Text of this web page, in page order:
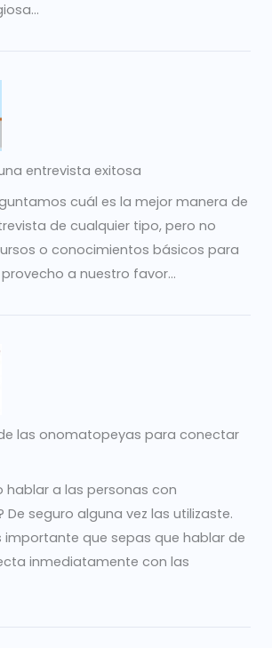
entrevista exitosa
cuál es la mejor manera de
de cualquier tipo, pero no
o conocimientos básicos para
a nuestro favor...
las onomatopeyas para conectar
hablar a las personas con
seguro alguna vez las utilizaste.
importante que sepas que hablar de
inmediatamente con las